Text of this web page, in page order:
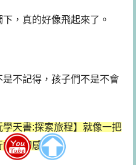
，真的好像飛起來了。
不記得，孩子們不是不會
學天書:探索旅程】就像一把
的奇幻感應。